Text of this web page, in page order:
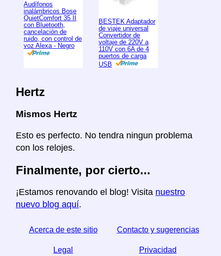
Audífonos
inalámbricos Bose
QuietComfort 35 II
con Bluetooth,
cancelación de
ruido, con control de
voz Alexa - Negro
BESTEK Adaptador
de viaje universal
Convertidor de
voltaje de 220V a
110V con 6A de 4
puertos de carga
USB
Hertz
Mismos Hertz
Esto es perfecto. No tendra ningun problema
con los relojes.
Finalmente, por cierto...
¡Estamos renovando el blog! Visita nuestro
nuevo blog aquí.
Acerca de este sitio Contacto y sugerencias
Legal Privacidad